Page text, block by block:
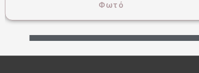
Φωτό